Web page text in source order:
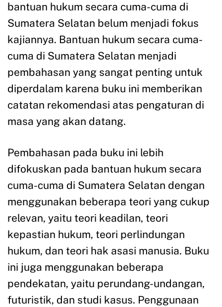
bantuan hukum secara cuma-cuma di
Sumatera Selatan belum menjadi fokus
kajiannya. Bantuan hukum secara cuma-
cuma di Sumatera Selatan menjadi
pembahasan yang sangat penting untuk
diperdalam karena buku ini memberikan
catatan rekomendasi atas pengaturan di
masa yang akan datang.
Pembahasan pada buku ini lebih
difokuskan pada bantuan hukum secara
cuma-cuma di Sumatera Selatan dengan
menggunakan beberapa teori yang cukup
relevan, yaitu teori keadilan, teori
kepastian hukum, teori perlindungan
hukum, dan teori hak asasi manusia. Buku
ini juga menggunakan beberapa
pendekatan, yaitu perundang-undangan,
futuristik, dan studi kasus. Penggunaan